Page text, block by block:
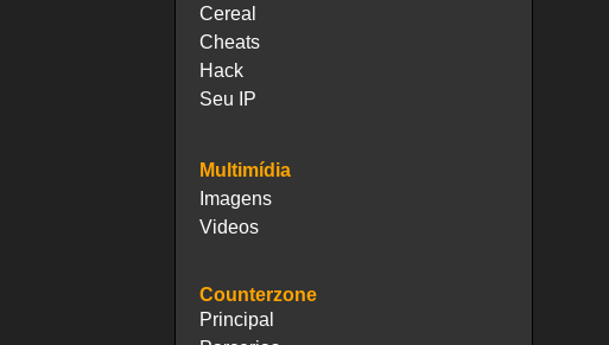
Cereal
Cheats
Hack
Seu IP
Multimídia
Imagens
Videos
Counterzone
Principal